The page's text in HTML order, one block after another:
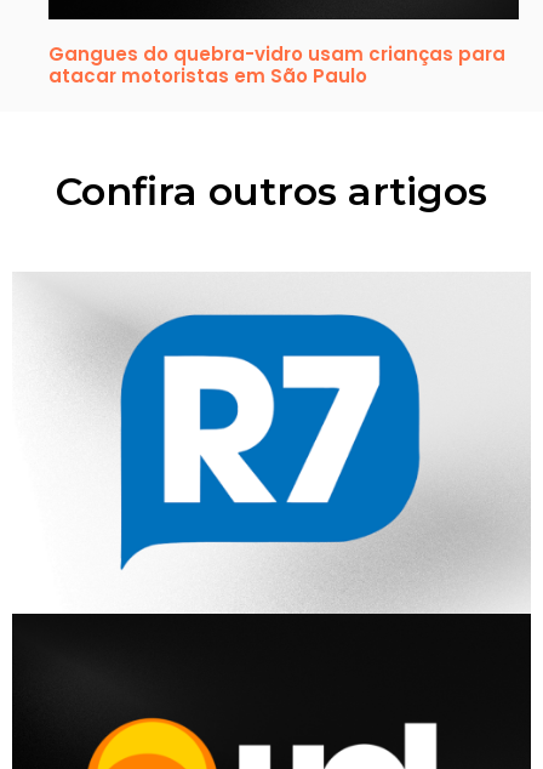
Gangues do quebra-vidro usam crianças para
atacar motoristas em São Paulo
Confira outros artigos